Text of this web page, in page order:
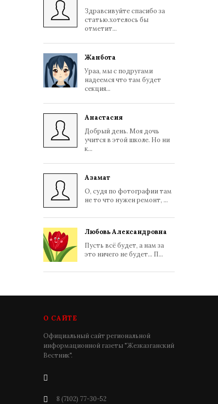
Здравсивуйте спасибо за
статью.хотелось бы
отметит...
Жанбота
Ураа, мы с подругами
надеемся что там будет
секция...
Анастасия
Добрый день. Моя дочь
учится в этой школе. Но ни
к...
Азамат
О, судя по фотографии там
не то что нужен ремонт, ...
Любовь Александровна
Пусть всё будет, а нам за
это ничего не будет... П...
О САЙТЕ
Официальный сайт региональной
информационной газеты "Жезказганский
Вестник".
8 (7102) 77-30-52